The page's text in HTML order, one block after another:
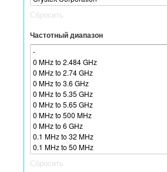
Сбросить
Частотный диапазон
Сбросить